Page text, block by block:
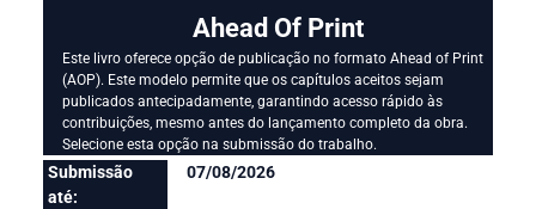
Ahead Of Print
Este livro oferece opção de publicação no formato Ahead of Print
(AOP). Este modelo permite que os capítulos aceitos sejam
publicados antecipadamente, garantindo acesso rápido às
contribuições, mesmo antes do lançamento completo da obra.
Selecione esta opção na submissão do trabalho.
Submissão
até:
07/08/2026